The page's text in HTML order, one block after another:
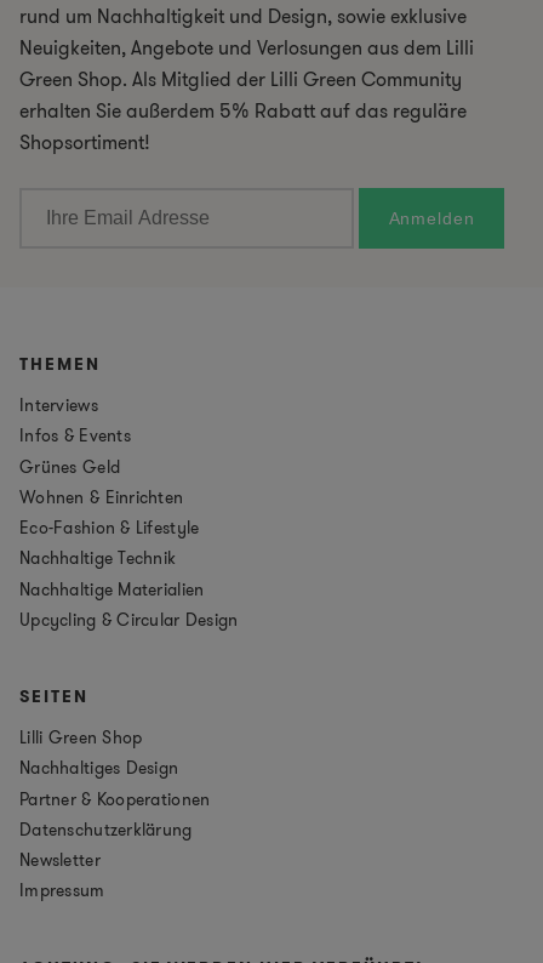
rund um Nachhaltigkeit und Design, sowie exklusive
Neuigkeiten, Angebote und Verlosungen aus dem Lilli
Green Shop. Als Mitglied der Lilli Green Community
erhalten Sie außerdem 5% Rabatt auf das reguläre
Shopsortiment!
THEMEN
Interviews
Infos & Events
Grünes Geld
Wohnen & Einrichten
Eco-Fashion & Lifestyle
Nachhaltige Technik
Nachhaltige Materialien
Upcycling & Circular Design
SEITEN
Lilli Green Shop
Nachhaltiges Design
Partner & Kooperationen
Datenschutzerklärung
Newsletter
Impressum